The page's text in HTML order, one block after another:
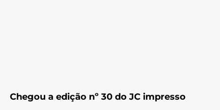
Chegou a edição nº 30 do JC impresso